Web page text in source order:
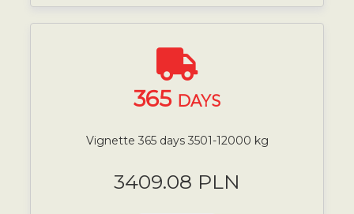
365 DAYS
Vignette 365 days 3501-12000 kg
3409.08 PLN